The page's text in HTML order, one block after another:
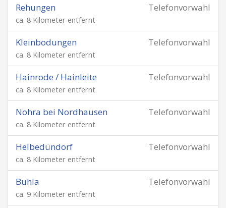
Telefonvorwahl
Rehungen
ca. 8 Kilometer entfernt
Telefonvorwahl
Kleinbodungen
ca. 8 Kilometer entfernt
Telefonvorwahl
Hainrode / Hainleite
ca. 8 Kilometer entfernt
Telefonvorwahl
Nohra bei Nordhausen
ca. 8 Kilometer entfernt
Telefonvorwahl
Helbedündorf
ca. 8 Kilometer entfernt
Telefonvorwahl
Buhla
ca. 9 Kilometer entfernt